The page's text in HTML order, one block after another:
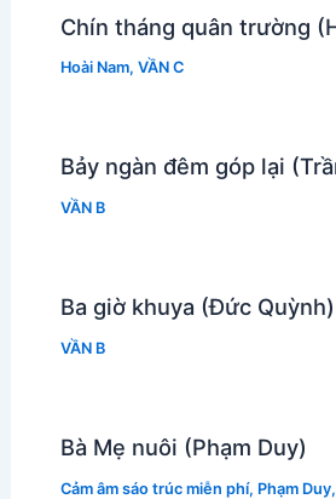
Chín tháng quân trường
Hoài Nam, VẦN C
Bảy ngàn đêm góp lại
VẦN B
Ba giờ khuya (Đức Quỳnh)
VẦN B
Bà Mẹ nuôi (Phạm Duy)
Cảm âm sáo trúc miễn phí, Phạm Duy,